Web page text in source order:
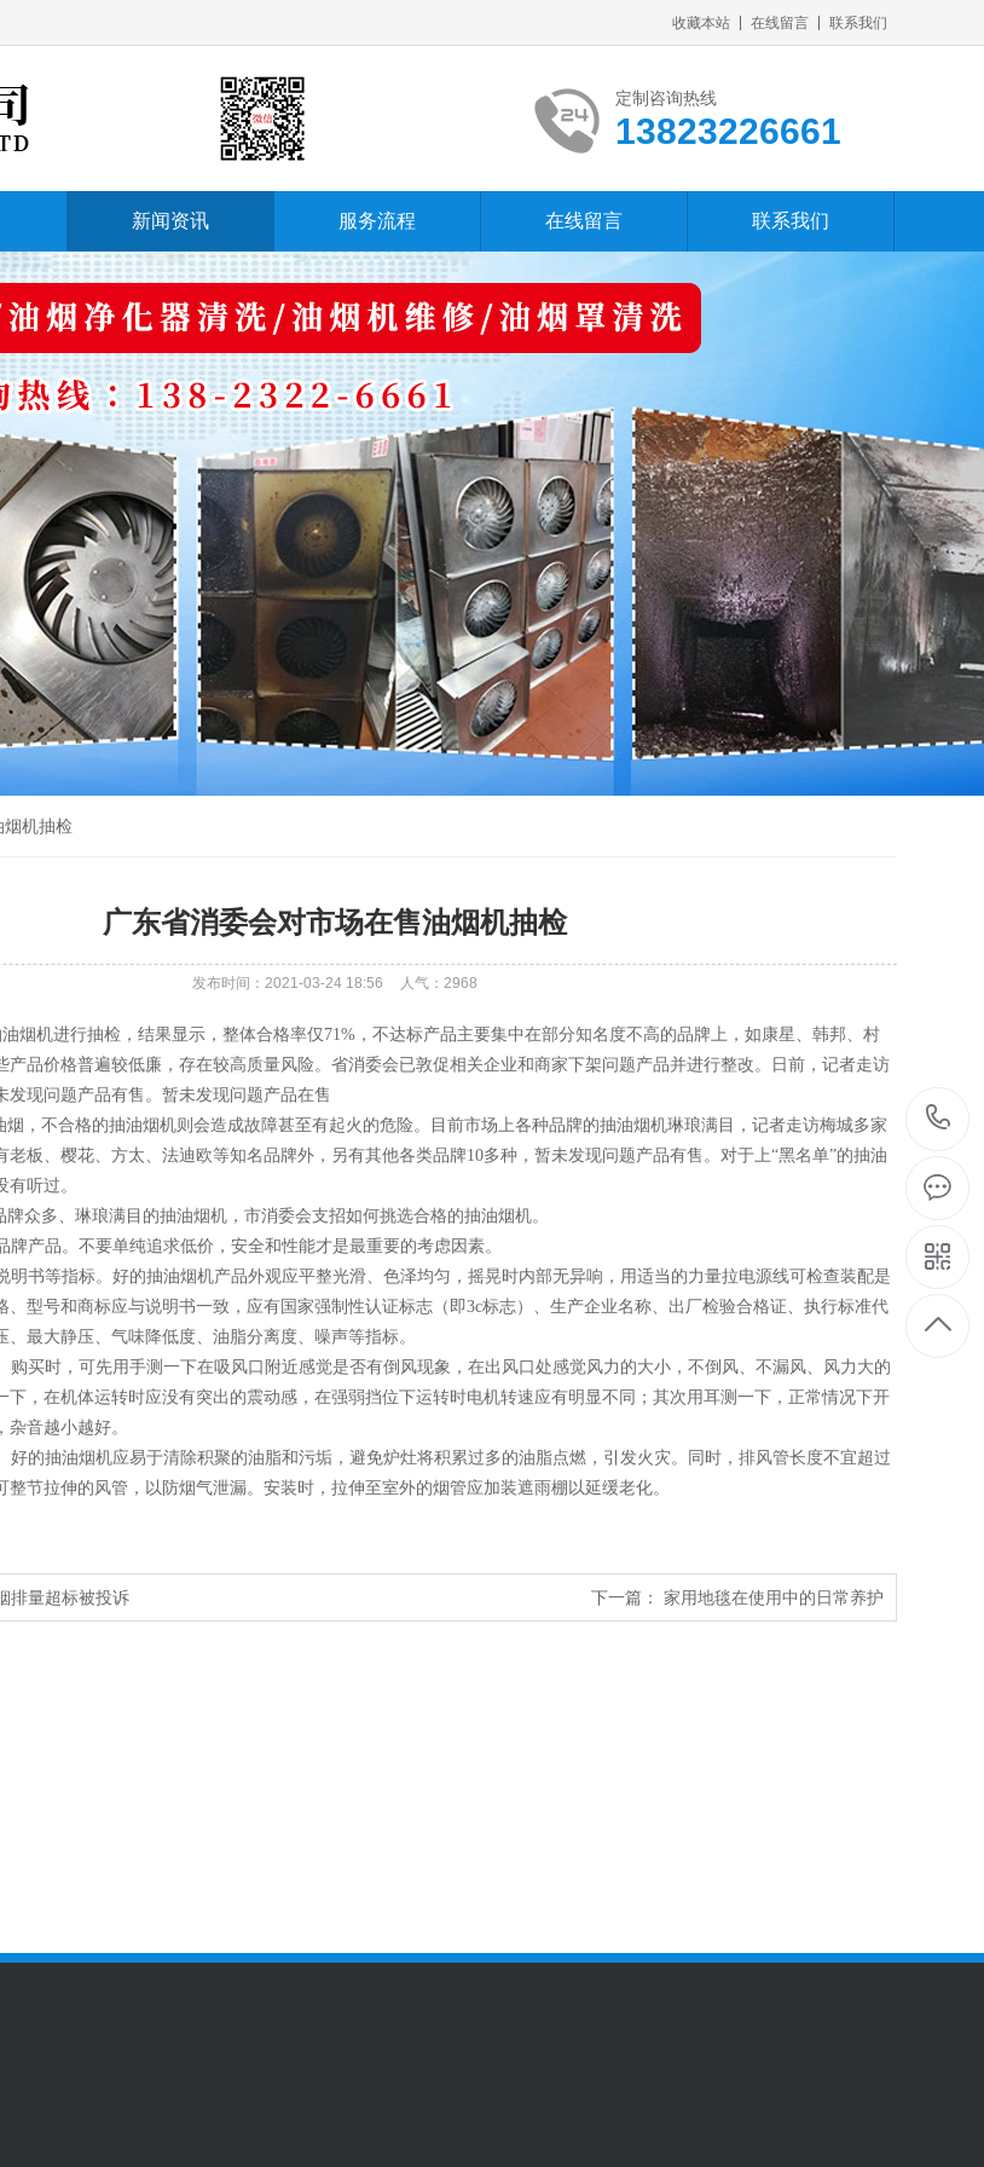
收藏本站 在线留言 联系我们
定制咨询热线
13823226661
新闻资讯 服务流程 在线留言 联系我们
机抽检
广东省消委会对市场在售油烟机抽检
发布时间：2021-03-24 18:56 人气： 2968
烟机进行抽检，结果显示，整体合格率仅71%，不达标产品主要集中在部分知名度不高的品牌上，如康星、韩邦、村
产品价格普遍较低廉，存在较高质量风险。省消委会已敦促相关企业和商家下架问题产品并进行整改。日前，记者走访
发现问题产品有售。暂未发现问题产品在售
，不合格的抽油烟机则会造成故障甚至有起火的危险。目前市场上各种品牌的抽油烟机琳琅满目，记者走访梅城多家
老板、樱花、方太、法迪欧等知名品牌外，另有其他各类品牌10多种，暂未发现问题产品有售。对于上“黑名单”的抽油
听过。
众多、琳琅满目的抽油烟机，市消委会支招如何挑选合格的抽油烟机。
牌产品。不要单纯追求低价，安全和性能才是最重要的考虑因素。
明书等指标。好的抽油烟机产品外观应平整光滑、色泽均匀，摇晃时内部无异响，用适当的力量拉电源线可检查装配是
、型号和商标应与说明书一致，应有国家强制性认证标志（即3c标志）、生产企业名称、出厂检验合格证、执行标准代
最大静压、气味降低度、油脂分离度、噪声等指标。
购买时，可先用手测一下在吸风口附近感觉是否有倒风现象，在出风口处感觉风力的大小，不倒风、不漏风、风力大的
下，在机体运转时应没有突出的震动感，在强弱挡位下运转时电机转速应有明显不同；其次用耳测一下，正常情况下开
音越小越好。
好的抽油烟机应易于清除积聚的油脂和污垢，避免炉灶将积累过多的油脂点燃，引发火灾。同时，排风管长度不宜超过
节拉伸的风管，以防烟气泄漏。安装时，拉伸至室外的烟管应加装遮雨棚以延缓老化。
排量超标被投诉 下一篇： 家用地毯在使用中的日常养护